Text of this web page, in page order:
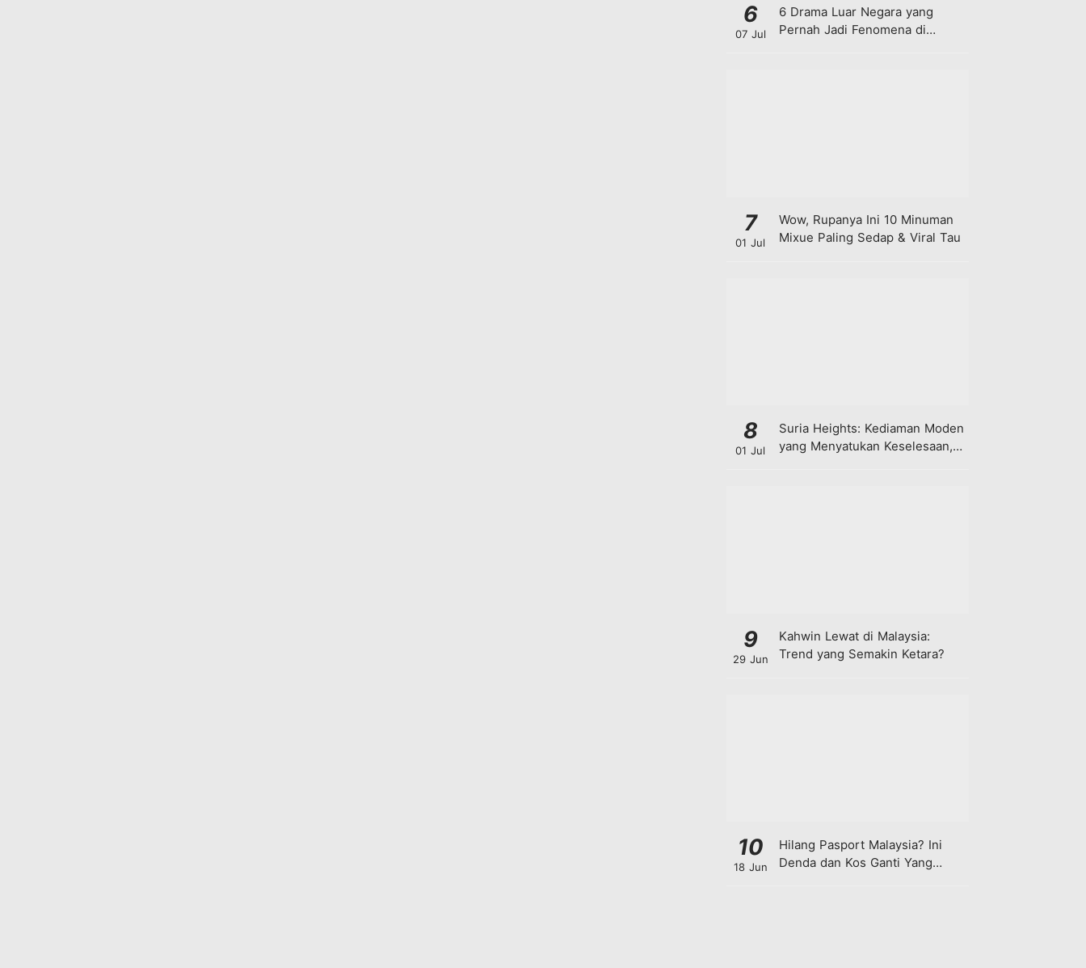
6
07 Jul
6 Drama Luar Negara yang
Pernah Jadi Fenomena di
7
01 Jul
Wow, Rupanya Ini 10 Minuman
Mixue Paling Sedap & Viral Tau
8
01 Jul
Suria Heights: Kediaman Moden
yang Menyatukan Keselesaan,
9
29 Jun
Kahwin Lewat di Malaysia:
Trend yang Semakin Ketara?
10
18 Jun
Hilang Pasport Malaysia? Ini
Denda dan Kos Ganti Yang